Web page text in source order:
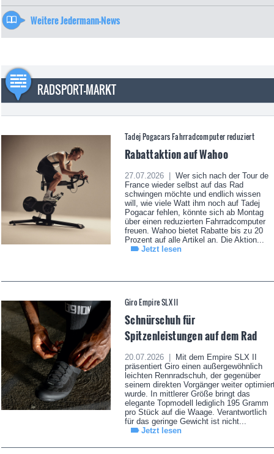
Weitere Jedermann-News
RADSPORT-MARKT
Tadej Pogacars Fahrradcomputer reduziert
Rabattaktion auf Wahoo
27.07.2026 |
Wer sich nach der Tour de
France wieder selbst auf das Rad
schwingen möchte und endlich wissen
will, wie viele Watt ihm noch auf Tadej
Pogacar fehlen, könnte sich ab Montag
über einen reduzierten Fahrradcomputer
freuen. Wahoo bietet Rabatte bis zu 20
Prozent auf alle Artikel an. Die Aktion...
Jetzt lesen
Giro Empire SLX II
Schnürschuh für
Spitzenleistungen auf dem Rad
20.07.2026 |
Mit dem Empire SLX II
präsentiert Giro einen außergewöhnlich
leichten Rennradschuh, der gegenüber
seinem direkten Vorgänger weiter
wurde. In mittlerer Größe bringt das
elegante Topmodell lediglich 195 Gramm
pro Stück auf die Waage. Verantwortlich
für das geringe Gewicht ist nicht...
Jetzt lesen